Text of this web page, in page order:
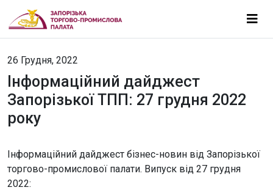
26 Грудня, 2022
Інформаційний дайджест
Запорізької ТПП: 27 грудня 2022
року
Інформаційний дайджест бізнес-новин від Запорізької
торгово-промислової палати. Випуск від 27 грудня
2022: